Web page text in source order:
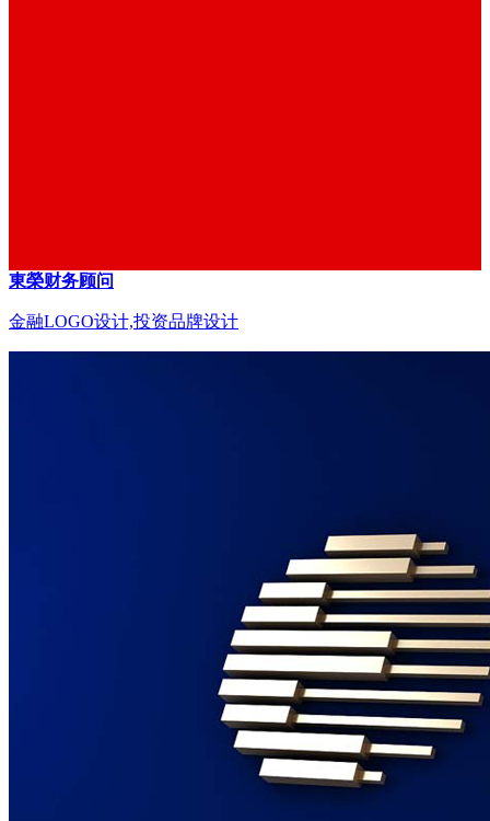
東榮财务顾问
金融LOGO设计,投资品牌设计